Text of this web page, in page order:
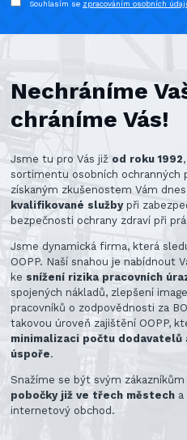
Souhlasím se zpracováním osobních
Nechráníme
chráníme Vás!
Jsme tu pro Vás již od roku 1992
sortimentu osobních ochranných
získaným zkušenostem Vám
kvalifikované službypři
bezpečnosti ochrany zdraví při
Jsme dynamická firma, která
OOPP. Naší snahou je nabídnout
ke snížení rizika pracovních
spojených nákladů, zlepšení
pracovníků o zodpovědnosti za
takovou úroveň zajištění OOPP,
minimalizaci počtu dodavatelů
úspoře.
Snažíme se být svým
pobočky již ve třech městech
internetový obchod.